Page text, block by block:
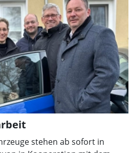
stehen ab sofort in